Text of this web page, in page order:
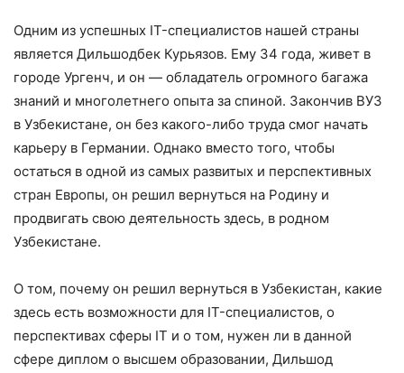
Одним из успешных IT-специалистов нашей страны
является Дильшодбек Курьязов. Ему 34 года, живет в
городе Ургенч, и он — обладатель огромного багажа
знаний и многолетнего опыта за спиной. Закончив ВУЗ
в Узбекистане, он без какого-либо труда смог начать
карьеру в Германии. Однако вместо того, чтобы
остаться в одной из самых развитых и перспективных
стран Европы, он решил вернуться на Родину и
продвигать свою деятельность здесь, в родном
Узбекистане.
О том, почему он решил вернуться в Узбекистан, какие
здесь есть возможности для IT-специалистов, о
перспективах сферы IT и о том, нужен ли в данной
сфере диплом о высшем образовании, Дильшод